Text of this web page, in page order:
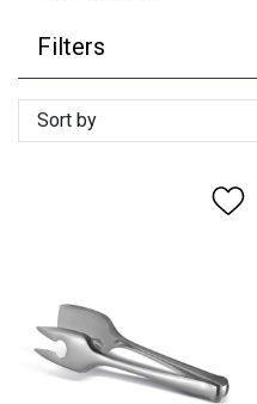
Filters
Sort by